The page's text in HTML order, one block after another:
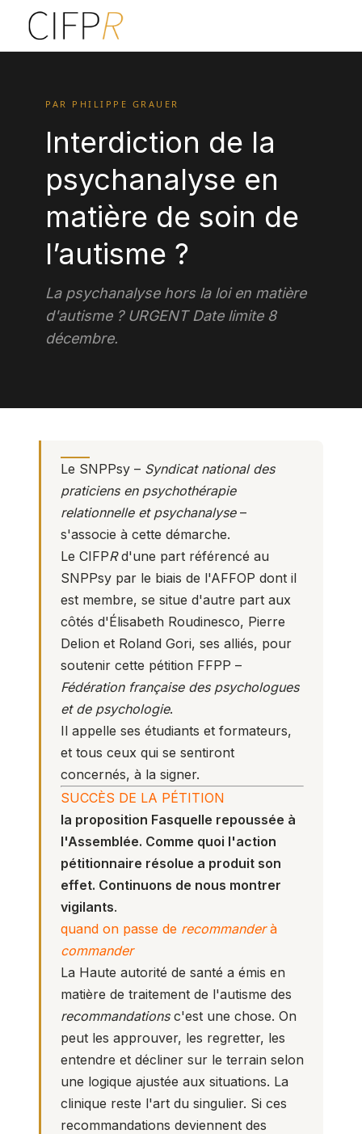
PAR PHILIPPE GRAUER
Interdiction de la
psychanalyse en
matière de soin de
l’autisme ?
La psychanalyse hors la loi en matière
d'autisme ? URGENT Date limite 8
décembre.
Le SNPPsy – Syndicat national des
praticiens en psychothérapie
relationnelle et psychanalyse–
s'associe à cette démarche.
Le CIFPRd'une part référencé au
SNPPsy par le biais de l'AFFOP dont il
est membre, se situe d'autre part aux
côtés d'Élisabeth Roudinesco, Pierre
Delion et Roland Gori, ses alliés, pour
soutenir cette pétition FFPP –
Fédération française des psychologues
et de psychologie.
Il appelle ses étudiants et formateurs,
et tous ceux qui se sentiront
concernés, à la signer.
SUCCÈS DE LA PÉTITION
la proposition Fasquelle repoussée à
l'Assemblée. Comme quoi l'action
pétitionnaire résolue a produit son
effet. Continuons de nous montrer
vigilants.
quand on passe de recommanderà
commander
La Haute autorité de santé a émis en
matière de traitement de l'autisme des
recommandationsc'est une chose. On
peut les approuver, les regretter, les
entendre et décliner sur le terrain selon
une logique ajustée aux situations. La
clinique reste l'art du singulier. Si ces
recommandations deviennent des